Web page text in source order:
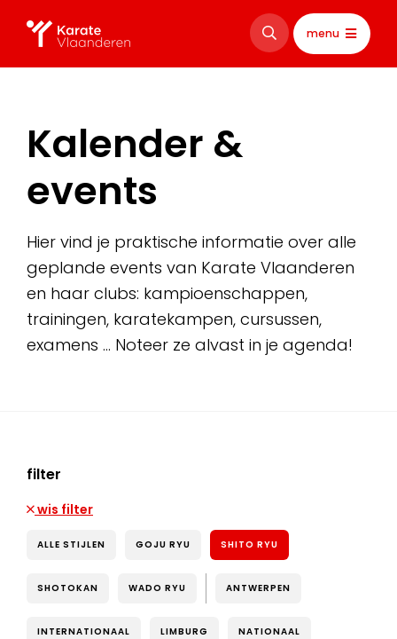
menu
Kalender &
events
Hier vind je praktische informatie over alle
geplande events van Karate Vlaanderen
en haar clubs: kampioenschappen,
trainingen, karatekampen, cursussen,
examens … Noteer ze alvast in je agenda!
filter
wis filter
ALLE STIJLEN GOJU RYU SHITO RYU
SHOTOKAN WADO RYU ANTWERPEN
INTERNATIONAAL LIMBURG NATIONAAL